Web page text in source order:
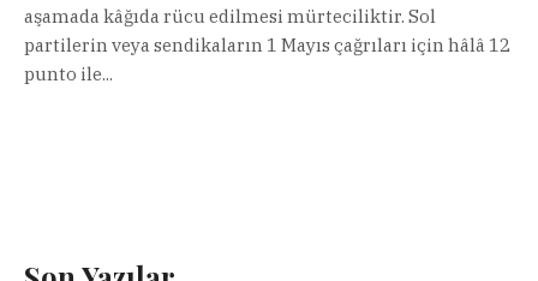
aşamada kâğıda rücu edilmesi mürteciliktir. Sol
partilerin veya sendikaların 1 Mayıs çağrıları için hâlâ 12
punto ile...